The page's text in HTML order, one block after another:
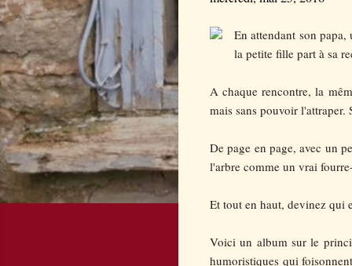
En attendant son
la petite fille part à sa
A chaque rencontre, la
mais sans pouvoir l'attraper.
De page en page, avec un
l'arbre comme un vrai
Et tout en haut, devinez qui
Voici un album sur le
humoristiques qui